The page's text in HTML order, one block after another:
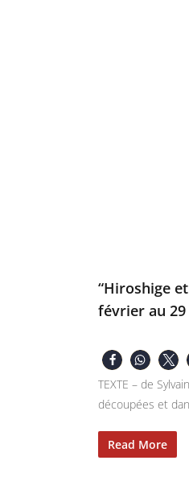
“Hiroshige
février au 29
TEXTE – de
découpées et
Read More